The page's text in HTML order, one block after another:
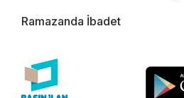
Ramazanda İbadet